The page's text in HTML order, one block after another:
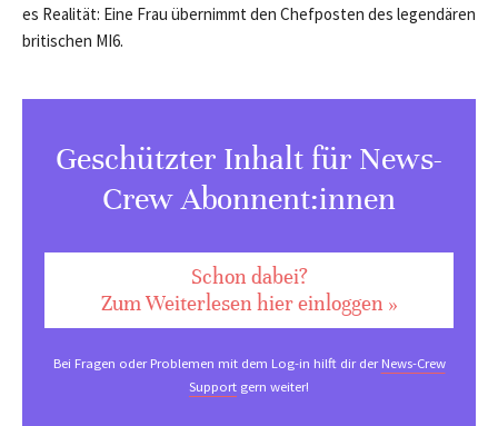
es Realität: Eine Frau übernimmt den Chefposten des legendären
britischen MI6.
Geschützter Inhalt für News-
Crew Abonnent:innen
Schon dabei?
Zum Weiterlesen hier einloggen »
Bei Fragen oder Problemen mit dem Log-in hilft dir derNews-Crew
Support gern weiter!